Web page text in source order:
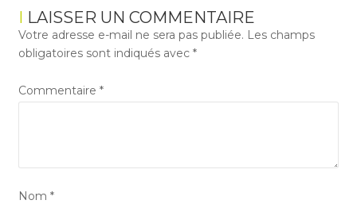
LAISSER UN COMMENTAIRE
Votre adresse e-mail ne sera pas publiée. Les champs
obligatoires sont indiqués avec *
Commentaire *
Nom *